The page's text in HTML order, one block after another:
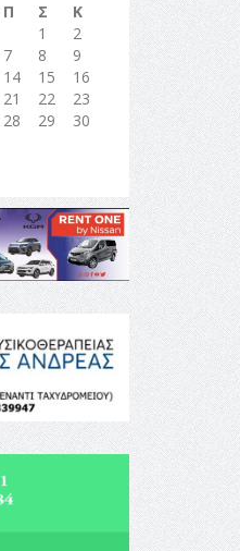
Π Σ
Κ
1
2
7 8
9
14 15
16
21 22
23
28 29
30